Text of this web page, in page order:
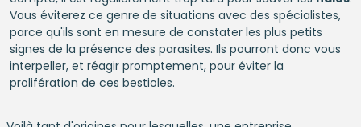
Vous éviterez ce genre de situations avec des spécialistes,
parce qu'ils sont en mesure de constater les plus petits
signes de la présence des parasites. Ils pourront donc vous
interpeller, et réagir promptement, pour éviter la
prolifération de ces bestioles.